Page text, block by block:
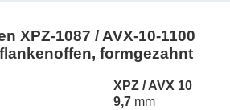
XPZ-1087 / AVX-10-1100
formgezahnt
XPZ / AVX 10
9,7 mm